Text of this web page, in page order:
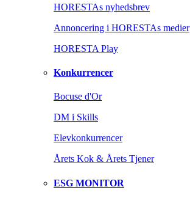
HORESTAs nyhedsbrev
Annoncering i HORESTAs medier
HORESTA Play
Konkurrencer
Bocuse d'Or
DM i Skills
Elevkonkurrencer
Årets Kok & Årets Tjener
ESG MONITOR